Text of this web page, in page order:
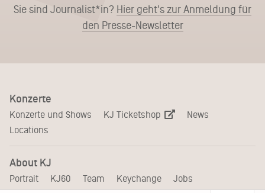
Sie sind Journalist*in? Hier geht's zur Anmeldung für
den Presse-Newsletter
Konzerte
Konzerte und Shows KJ Ticketshop
News
Locations
About KJ
Portrait KJ60 Team Keychange Jobs